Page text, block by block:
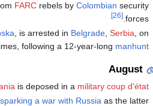
FARCrebels by Colombian security
forces.
[26]
, is arrested in Belgrade, Serbia , on
following a 12-year-long manhunt
August
is deposed in a military coup d'état
sparking a war with Russia as the latter